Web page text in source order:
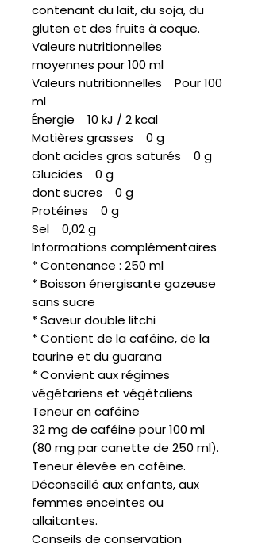
contenant du lait, du soja, du
gluten et des fruits à coque.
Valeurs nutritionnelles
moyennes pour 100 ml
Valeurs nutritionnelles Pour 100
ml
Énergie 10 kJ / 2 kcal
Matières grasses 0 g
dont acides gras saturés 0 g
Glucides 0 g
dont sucres 0 g
Protéines 0 g
Sel 0,02 g
Informations complémentaires
* Contenance : 250 ml
* Boisson énergisante gazeuse
sans sucre
* Saveur double litchi
* Contient de la caféine, de la
taurine et du guarana
* Convient aux régimes
végétariens et végétaliens
Teneur en caféine
32 mg de caféine pour 100 ml
(80 mg par canette de 250 ml).
Teneur élevée en caféine.
Déconseillé aux enfants, aux
femmes enceintes ou
allaitantes.
Conseils de conservation